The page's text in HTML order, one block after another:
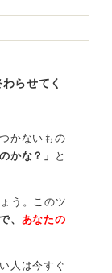
す。
く、行動特
き」で「意
すれば、法
らせてく
かないもの
かな？」
と
う。このツ
、 あなたの
人は今すぐ